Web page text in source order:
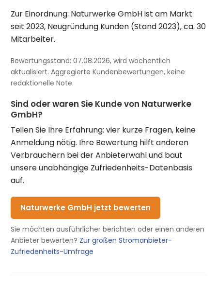
Zur Einordnung: Naturwerke GmbH ist am Markt
seit 2023, Neugründung Kunden (Stand 2023), ca. 30
Mitarbeiter.
Bewertungsstand: 07.08.2026, wird wöchentlich
aktualisiert. Aggregierte Kundenbewertungen, keine
redaktionelle Note.
Sind oder waren Sie Kunde von Naturwerke
GmbH?
Teilen Sie Ihre Erfahrung: vier kurze Fragen, keine
Anmeldung nötig. Ihre Bewertung hilft anderen
Verbrauchern bei der Anbieterwahl und baut
unsere unabhängige Zufriedenheits-Datenbasis
auf.
Naturwerke GmbH jetzt bewerten
Sie möchten ausführlicher berichten oder einen anderen
Anbieter bewerten? Zur großen Stromanbieter-
Zufriedenheits-Umfrage